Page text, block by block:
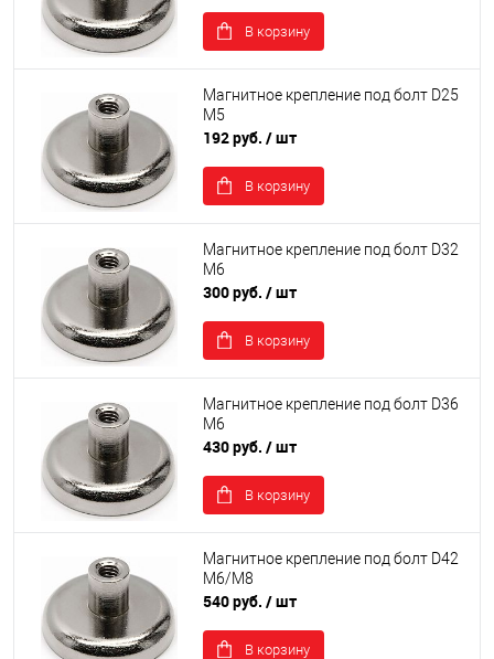
В корзину
Магнитное крепление под болт D25
М5
192 руб. / шт
В корзину
Магнитное крепление под болт D32
М6
300 руб. / шт
В корзину
Магнитное крепление под болт D36
М6
430 руб. / шт
В корзину
Магнитное крепление под болт D42
М6/М8
540 руб. / шт
В корзину